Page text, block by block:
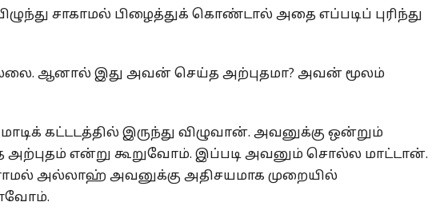
சாகாமல் பிழைத்துக் கொண்டால் அதை எப்படிப் புரிந்து
ஆனால் இது அவன் செய்த அற்புதமா? அவன் மூலம்
கட்டடத்தில் இருந்து விழுவான். அவனுக்கு ஒன்றும்
என்று கூறுவோம். இப்படி அவனும் சொல்ல மாட்டான்.
அல்லாஹ் அவனுக்கு அதிசயமாக முறையில்